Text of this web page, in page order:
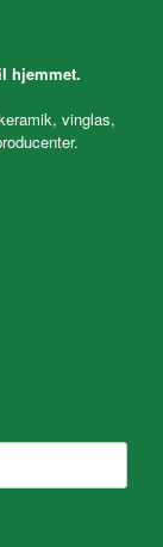
hjemmet.
vinglas,